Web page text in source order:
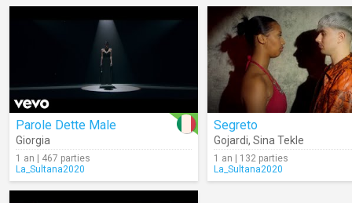
Parole Dette Male
Giorgia
1 an | 467 parties
La_Sultana2020
Segreto
Gojardi, Sina Tekle
1 an | 132 parties
La_Sultana2020